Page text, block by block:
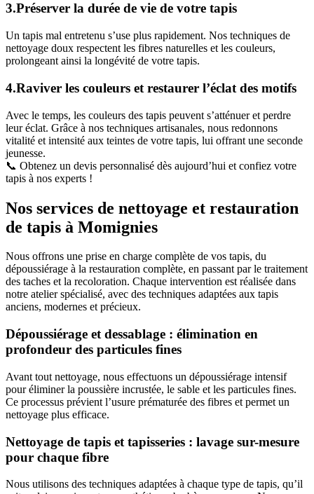
3.Préserver la durée de vie de votre tapis
Un tapis mal entretenu s’use plus rapidement. Nos techniques de
nettoyage doux respectent les fibres naturelles et les couleurs,
prolongeant ainsi la longévité de votre tapis.
4.Raviver les couleurs et restaurer l’éclat des motifs
Avec le temps, les couleurs des tapis peuvent s’atténuer et perdre
leur éclat. Grâce à nos techniques artisanales, nous redonnons
vitalité et intensité aux teintes de votre tapis, lui offrant une seconde
jeunesse.
📞 Obtenez un devis personnalisé dès aujourd’hui et confiez votre
tapis à nos experts !
Nos services de nettoyage et restauration
de tapis à Momignies
Nous offrons une prise en charge complète de vos tapis, du
dépoussiérage à la restauration complète, en passant par le traitement
des taches et la recoloration. Chaque intervention est réalisée dans
notre atelier spécialisé, avec des techniques adaptées aux tapis
anciens, modernes et précieux.
Dépoussiérage et dessablage : élimination en
profondeur des particules fines
Avant tout nettoyage, nous effectuons un dépoussiérage intensif
pour éliminer la poussière incrustée, le sable et les particules fines.
Ce processus prévient l’usure prématurée des fibres et permet un
nettoyage plus efficace.
Nettoyage de tapis et tapisseries : lavage sur-mesure
pour chaque fibre
Nous utilisons des techniques adaptées à chaque type de tapis, qu’il